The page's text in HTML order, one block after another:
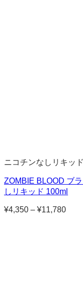
ニコチンなしリキッド
ZOMBIE BLOOD ブ
しリキッド 100ml
¥4,350 – ¥11,780価